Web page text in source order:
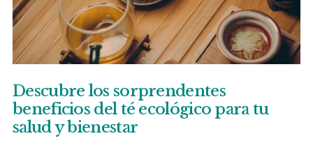
Descubre los sorprendentes
beneficios del té ecológico para tu
salud y bienestar